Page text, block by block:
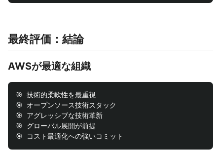
最終評価：結論
AWSが最適な組織
🎯 技術的柔軟性を最重視
🎯 オープンソース技術スタック
🎯 アグレッシブな技術革新
🎯 グローバル展開が前提